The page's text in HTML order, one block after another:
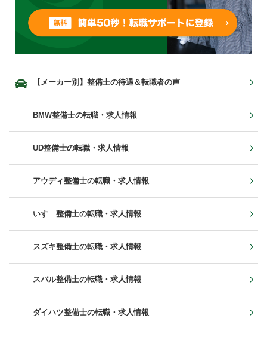
【メーカー別】整備士の待遇＆転職者の声
BMW整備士の転職・求人情報
UD整備士の転職・求人情報
アウディ整備士の転職・求人情報
いすゞ整備士の転職・求人情報
スズキ整備士の転職・求人情報
スバル整備士の転職・求人情報
ダイハツ整備士の転職・求人情報